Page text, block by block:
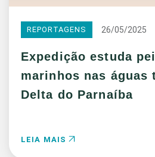
REPORTAGENS 26/05/2025
Expedição estuda
marinhos nas águas
Delta do Parnaíba
LEIA MAIS